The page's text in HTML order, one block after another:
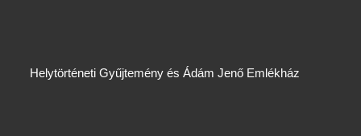
Helytörténeti Gyűjtemény és Ádám Jenő Emlékház